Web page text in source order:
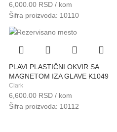
6,000.00 RSD / kom
Šifra proizvoda: 10110
PLAVI PLASTIČNI OKVIR SA
MAGNETOM IZA GLAVE K1049
Clark
6,600.00 RSD / kom
Šifra proizvoda: 10112